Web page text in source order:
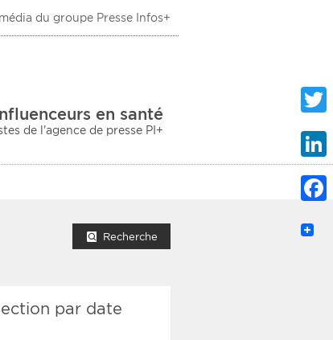
du groupe Presse Infos+
en santé
de l'agence de presse PI+
Recherche
par date